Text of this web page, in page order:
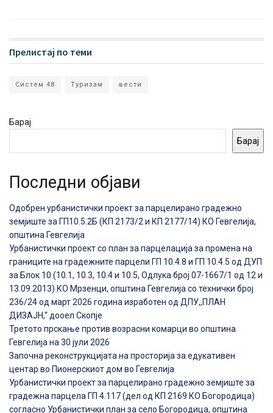
Прелистај по теми
Систем 48 Туризам вести
Барај
Барај
Последни објави
Одобрен урбанистички проект за парцелирано градежно
земјиште за ГП10.5.2Б (КП 2173/2 и КП 2177/14) КО Гевгелија,
општина Гевгелија
Урбанистички проект со план за парцелација за промена на
границите на градежните парцели ГП 10.4.8 и ГП 10.4.5 од ДУП
за Блок 10 (10.1, 10.3, 10.4 и 10.5, Одлука број 07-1667/1 од 12 и
13.09.2013) КО Мрзенци, општина Гевгелија со технички број
236/24 од март 2026 година изработен од ДПУ,,ПЛАН
ДИЗАЈН,“ дооел Скопје
Третото прскање против возрасни комарци во општина
Гевгелија на 30 јули 2026
Започна реконструкцијата на просторија за едукативен
центар во Пионерскиот дом во Гевгелија
Урбанистички проект за парцелирано градежно земјиште за
градежна парцела ГП 4.117 (дел од КП 2169 КО Богородица)
согласно Урбанистички план за село Богородица, општина